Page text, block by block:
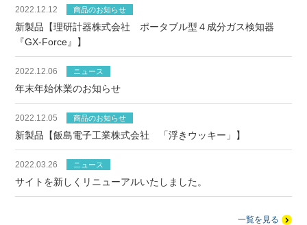
2022.12.12 商品のお知らせ
新製品【理研計器株式会社 ポータブル型４成分ガス検知器
『GX-Force』】
2022.12.06 ニュース
年末年始休業のお知らせ
2022.12.05 商品のお知らせ
新製品【飯島電子工業株式会社 「浮きウッキー」】
2022.03.26 ニュース
サイトを新しくリニューアルいたしました。
一覧を見る